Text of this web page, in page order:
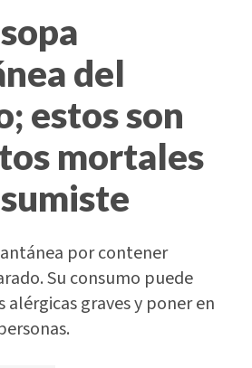
del
estos son
mortales
por contener
Su consumo puede
alérgicas graves y poner en